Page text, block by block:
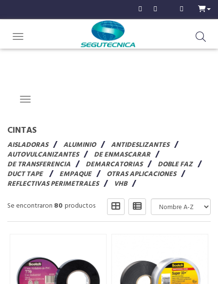
Toggle navigation
Navigation ein-/ausblenden
CINTAS
AISLADORAS ALUMINIO
ANTIDESLIZANTES
AUTOVULCANIZANTES
DE ENMASCARAR
DE TRANSFERENCIA
DEMARCATORIAS
DOBLE FAZ
DUCT TAPE
EMPAQUE
OTRAS APLICACIONES
REFLECTIVAS PERIMETRALES
VHB
Se encontraron 80 productos